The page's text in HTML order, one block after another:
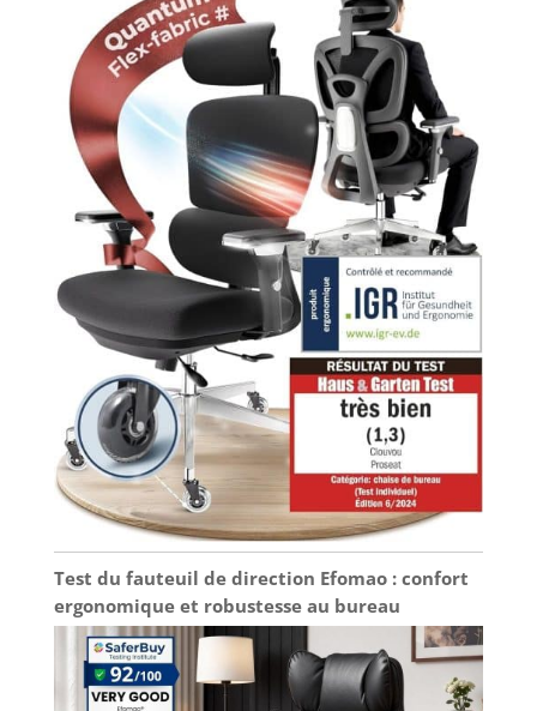
Test du fauteuil de direction Efomao : confort
ergonomique et robustesse au bureau